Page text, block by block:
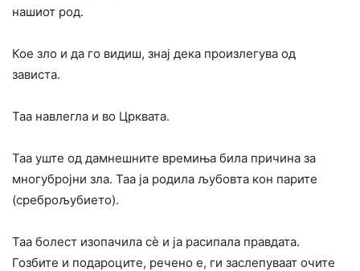
на­шиот род.
Кое зло и да го видиш, знај дека произлегува од
зависта.
Таа навлегла и во Црквата.
Таа уште од дамнешните вре­миња била причина за
многубројни зла. Таа ја родила љубовта кон парите
(среброљубието).
Таа болест изопачила сè и ја расипала правдата.
Гозбите и подароците, речено е, ги заслепуваат очите